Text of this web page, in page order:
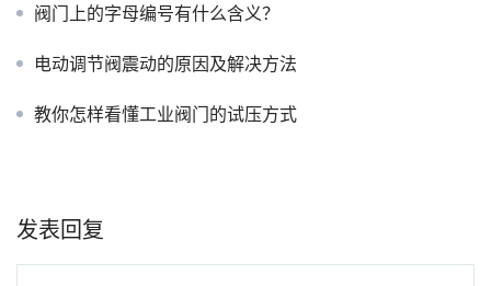
阀门上的字母编号有什么含义？
电动调节阀震动的原因及解决方法
教你怎样看懂工业阀门的试压方式
发表回复